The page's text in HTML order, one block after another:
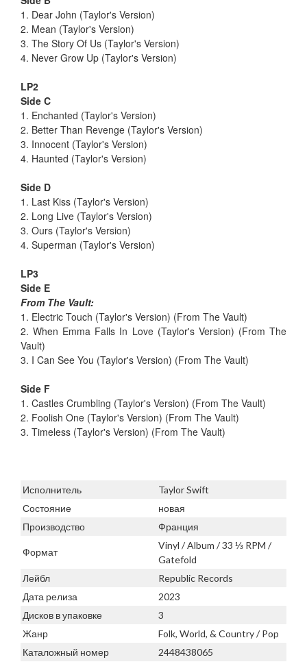
1. Dear John (Taylor's Version)
2. Mean (Taylor's Version)
3. The Story Of Us (Taylor's Version)
4. Never Grow Up (Taylor's Version)
LP2
Side C
1. Enchanted (Taylor's Version)
2. Better Than Revenge (Taylor's Version)
3. Innocent (Taylor's Version)
4. Haunted (Taylor's Version)
Side D
1. Last Kiss (Taylor's Version)
2. Long Live (Taylor's Version)
3. Ours (Taylor's Version)
4. Superman (Taylor's Version)
LP3
Side E
From The Vault:
1. Electric Touch (Taylor's Version) (From The Vault)
2. When Emma Falls In Love (Taylor's Version) (From The
Vault)
3. I Can See You (Taylor's Version) (From The Vault)
Side F
1. Castles Crumbling (Taylor's Version) (From The Vault)
2. Foolish One (Taylor's Version) (From The Vault)
3. Timeless (Taylor's Version) (From The Vault)
Исполнитель
Taylor Swift
Состояние
новая
Производство
Франция
Формат
Vinyl / Album / 33 ⅓ RPM /
Gatefold
Лейбл
Republic Records
Дата релиза
2023
Дисков в упаковке
3
Жанр
Folk, World, & Country / Pop
Каталожный номер
2448438065